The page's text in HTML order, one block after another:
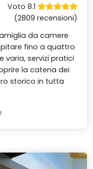
Voto 8.1
(2809 recensioni)
da camere
fino a quattro
varia, servizi pratici
la catena dei
storico in tutta